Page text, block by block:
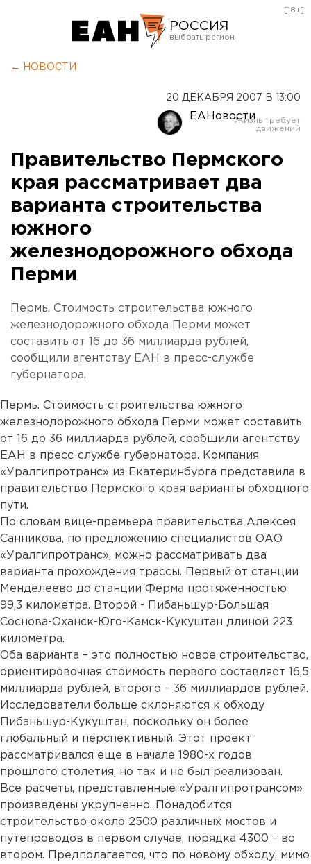
РОССИЯ
Оренбург
[18+]
← НОВОСТИ
20 ДЕКАБРЯ 2007 В 13:00
ЕАНовости
Правительство Пермского
края рассматривает два
варианта строительства
южного
железнодорожного обхода
Перми
Пермь. Стоимость строительства южного
железнодорожного обхода Перми может
составить от 16 до 36 миллиарда рублей,
сообщили агентству ЕАН в пресс-службе
губернатора.
Пермь. Стоимость строительства южного
железнодорожного обхода Перми может составить
от 16 до 36 миллиарда рублей, сообщили агентству
ЕАН в пресс-службе губернатора. Компания
«Уралгипротранс» из Екатеринбурга представила в
правительство Пермского края варианты обходного
пути.
По словам вице-премьера правительства Алексея
Санникова, по предложению специалистов ОАО
«Уралгипротранс», можно рассматривать два
варианта прохождения трассы. Первый от станции
Менделеево до станции Ферма протяженностью
99,3 километра. Второй - Пибаньшур-Большая
Соснова-Оханск-Юго-Камск-Кукуштан длиной 223
километра.
Оба варианта – это полностью новое строительство,
ориентировочная стоимость первого составляет 16,5
миллиарда рублей, второго – 36 миллиардов рублей.
Исследователи больше склоняются к обходу
Пибаньшур-Кукуштан, поскольку он более
глобальный и перспективный. Этот проект
рассматривался еще в начале 1980-х годов
прошлого столетия, но так и не был реализован.
Все расчеты, представленные «Уралгипротрансом»
произведены укрупненно. Понадобится
строительство около 2500 различных мостов и
путепроводов в первом случае, порядка 4300 – во
втором. Предполагается, что по новому обходу, мимо